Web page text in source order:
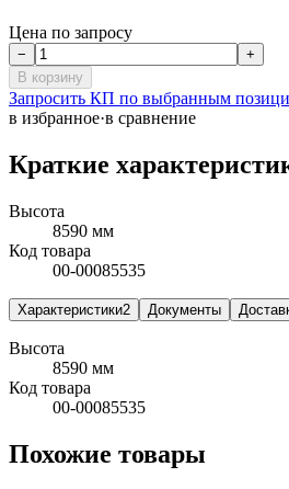
Цена по запросу
−
+
В корзину
Запросить КП по выбранным
в избранное·в сравнение
Краткие
Высота
8590 мм
Код товара
00-00085535
Характеристики2 Документы
Высота
8590 мм
Код товара
00-00085535
Похожие товары